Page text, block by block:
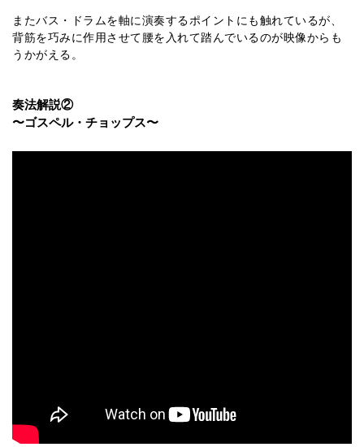
またバス・ドラムを軸に演奏するポイントにも触れているが、
背筋を巧みに作用させて腰を入れて踏んでいるのが映像からも
うかがえる。
奏法解説②
〜ゴスペル・チョップス〜